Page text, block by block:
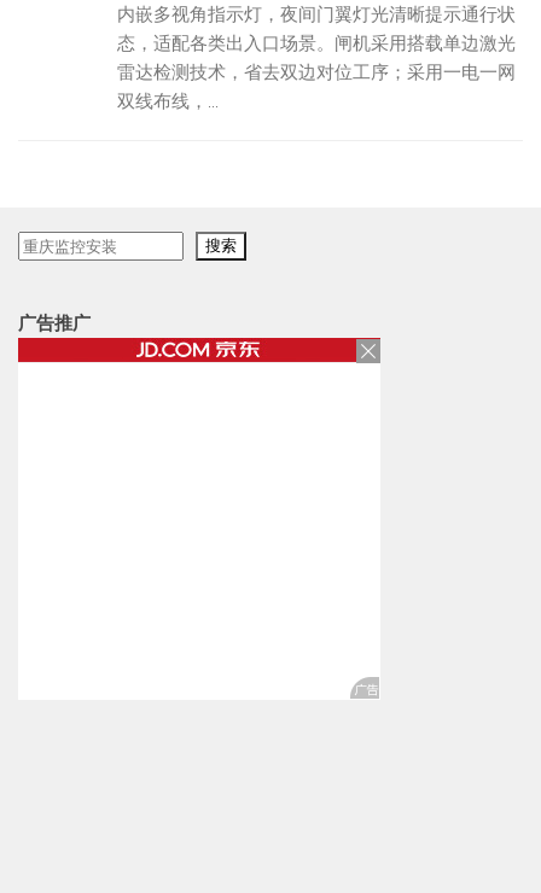
内嵌多视角指示灯，夜间门翼灯光清晰提示通行状
态，适配各类出入口场景。闸机采用搭载单边激光
雷达检测技术，省去双边对位工序；采用一电一网
双线布线，...
搜
搜索
广告推广